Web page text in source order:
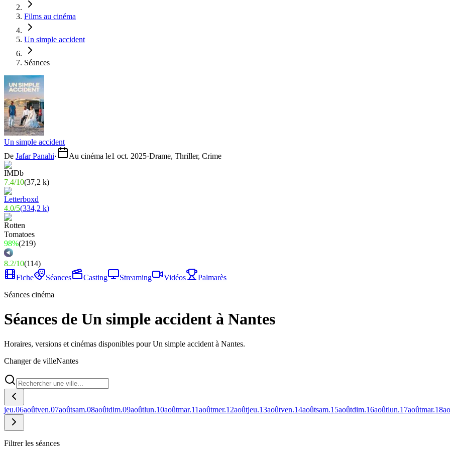
Films au cinéma
Un simple accident
Séances
Un simple accident
De Jafar Panahi· Au cinéma le1 oct. 2025·Drame, Thriller, Crime
7.4/10(37,2 k)
4.0/5(334,2 k)
98%(219)
8.2/10(114)
Fiche
Séances Casting Streaming Vidéos
Palmarès
Séances cinéma
Séances de Un simple accident à Nantes
Horaires, versions et cinémas disponibles pour Un simple accident à Nantes.
Changer de villeNantes
jeu.06aoûtven.07aoûtsam.08aoûtdim.09aoûtlun.10aoûtmar.11aoûtmer.12aoûtjeu.13aoûtven.14aoûtsam.15aoûtdim.16aoûtlun.17aoûtmar.18
Filtrer les séances